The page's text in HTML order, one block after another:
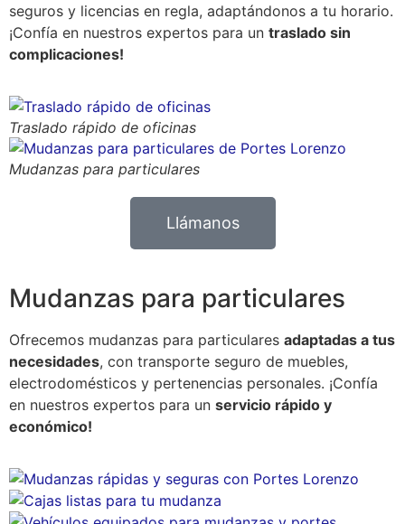
seguros y licencias en regla, adaptándonos a tu horario.
¡Confía en nuestros expertos para un traslado sin
complicaciones!
Traslado rápido de oficinas
Mudanzas para particulares
Llámanos
Mudanzas para particulares
Ofrecemos mudanzas para particulares adaptadas a tus
necesidades, con transporte seguro de muebles,
electrodomésticos y pertenencias personales. ¡Confía
en nuestros expertos para un servicio rápido y
económico!